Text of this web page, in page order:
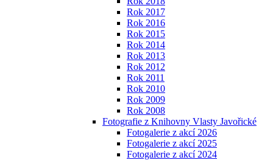
Rok 2017
Rok 2016
Rok 2015
Rok 2014
Rok 2013
Rok 2012
Rok 2011
Rok 2010
Rok 2009
Rok 2008
Fotografie z Knihovny Vlasty Javořické
Fotogalerie z akcí 2026
Fotogalerie z akcí 2025
Fotogalerie z akcí 2024